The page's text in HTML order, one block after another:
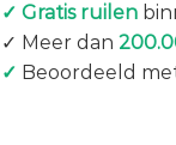
✓ Gratis ruilen
✓ Meer dan
✓ Beoordeeld